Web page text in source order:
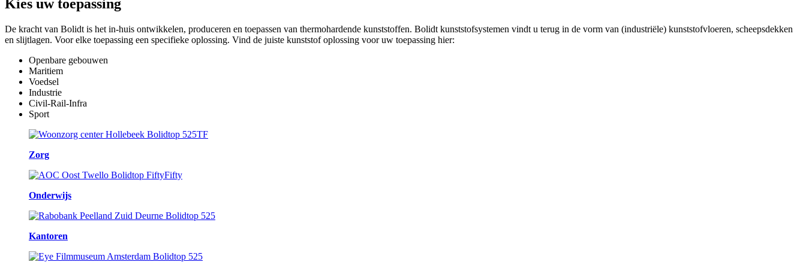
Kies uw toepassing
De kracht van Bolidt is het in-huis ontwikkelen, produceren en toepassen van thermohardende kunststoffen. Bolidt kunststofsystemen vindt u terug in de vorm van (industriële) kunststofvloeren, scheepsdekken
en slijtlagen. Voor elke toepassing een specifieke oplossing. Vind de juiste kunststof oplossing voor uw toepassing hier:
Openbare gebouwen
Maritiem
Voedsel
Industrie
Civil-Rail-Infra
Sport
Zorg
Onderwijs
Kantoren